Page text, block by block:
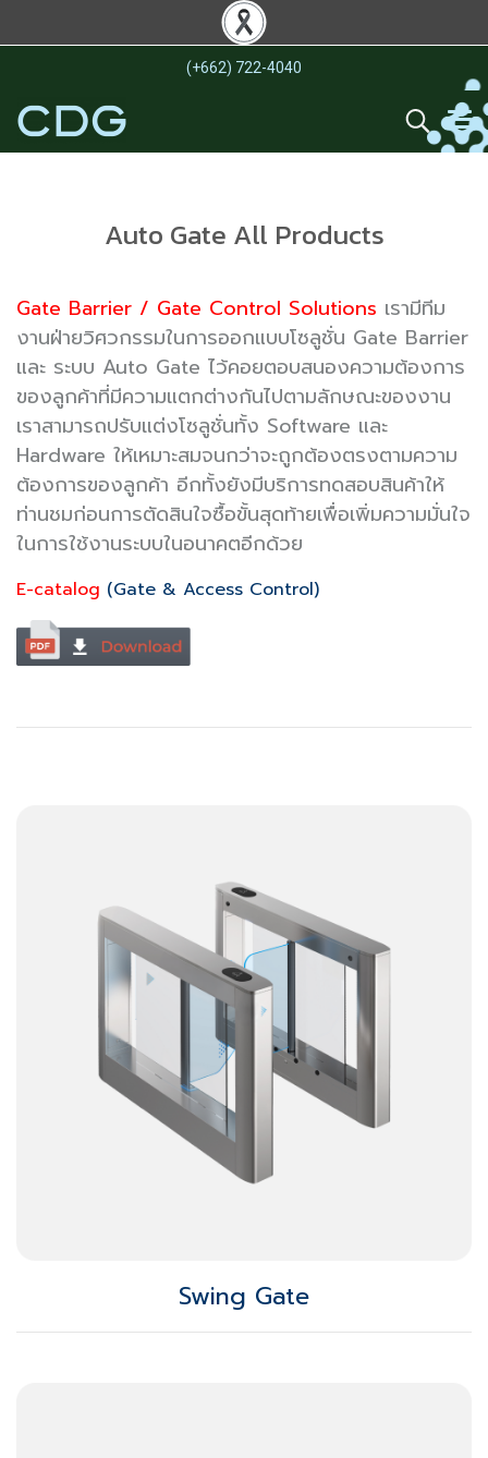
(+662) 722-4040
Auto Gate All Products
Gate Barrier / Gate Control Solutions เรามีทีม
งานฝ่ายวิศวกรรมในการออกแบบโซลูชั่น Gate Barrier
และ ระบบ Auto Gate ไว้คอยตอบสนองความต้องการ
ของลูกค้าที่มีความแตกต่างกันไปตามลักษณะของงาน
เราสามารถปรับแต่งโซลูชั่นทั้ง Software และ
Hardware ให้เหมาะสมจนกว่าจะถูกต้องตรงตามความ
ต้องการของลูกค้า อีกทั้งยังมีบริการทดสอบสินค้าให้
ท่านชมก่อนการตัดสินใจซื้อขั้นสุดท้ายเพื่อเพิ่มความมั่นใจ
ในการใช้งานระบบในอนาคตอีกด้วย
E-catalog (Gate & Access Control)
Swing Gate